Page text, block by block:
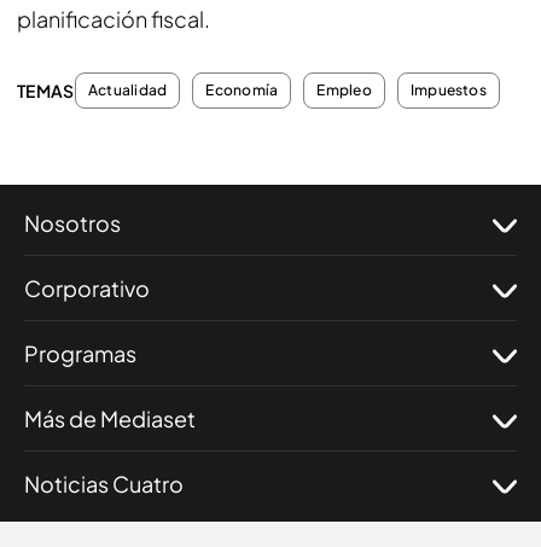
planificación fiscal.
TEMAS Actualidad Economía Empleo Impuestos
Nosotros
Corporativo
Programas
Más de Mediaset
Noticias Cuatro